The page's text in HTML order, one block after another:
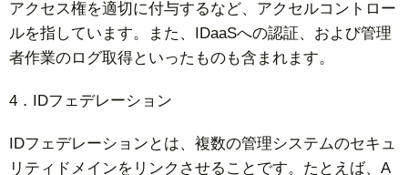
アクセス権を適切に付与するなど、アクセルコントロー
ルを指しています。また、IDaaSへの認証、および管理
者作業のログ取得といったものも含まれます。
4．IDフェデレーション
IDフェデレーションとは、複数の管理システムのセキュ
リティドメインをリンクさせることです。たとえば、A